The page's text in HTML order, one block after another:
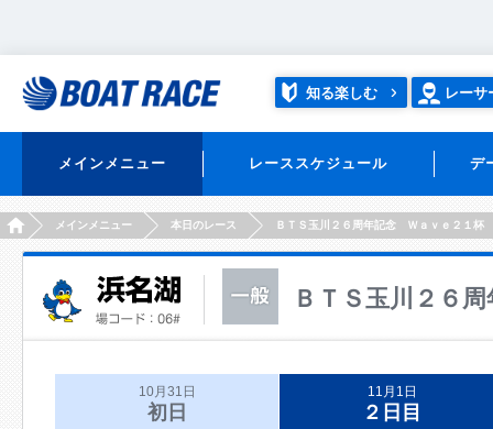
知る楽しむ レーサ
メインメニュー レーススケジュール デ
HOMEメインメニュー 本日のレース ＢＴＳ玉川２６周年記念 Ｗａｖｅ２１杯
ＢＴＳ玉川２６
10月31日
初日
11月1日
２日目